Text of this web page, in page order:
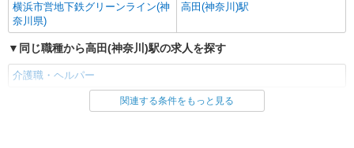
横浜市営地下鉄グリーンライン(神
奈川県)
高田(神奈川)駅
同じ職種から高田(神奈川)駅の求人を探す
介護職・ヘルパー
同じ雇用形態から高田(神奈川)駅の求人を探す
関連する条件をもっと見る